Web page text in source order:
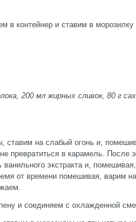
в контейнер и ставим в
200 мл жирных сливок, 80 г
ставим на слабый огонь и,
превратиться в карамель. После
экстракта и,
от времени помешивая, варим
и соединяем с охлажденной